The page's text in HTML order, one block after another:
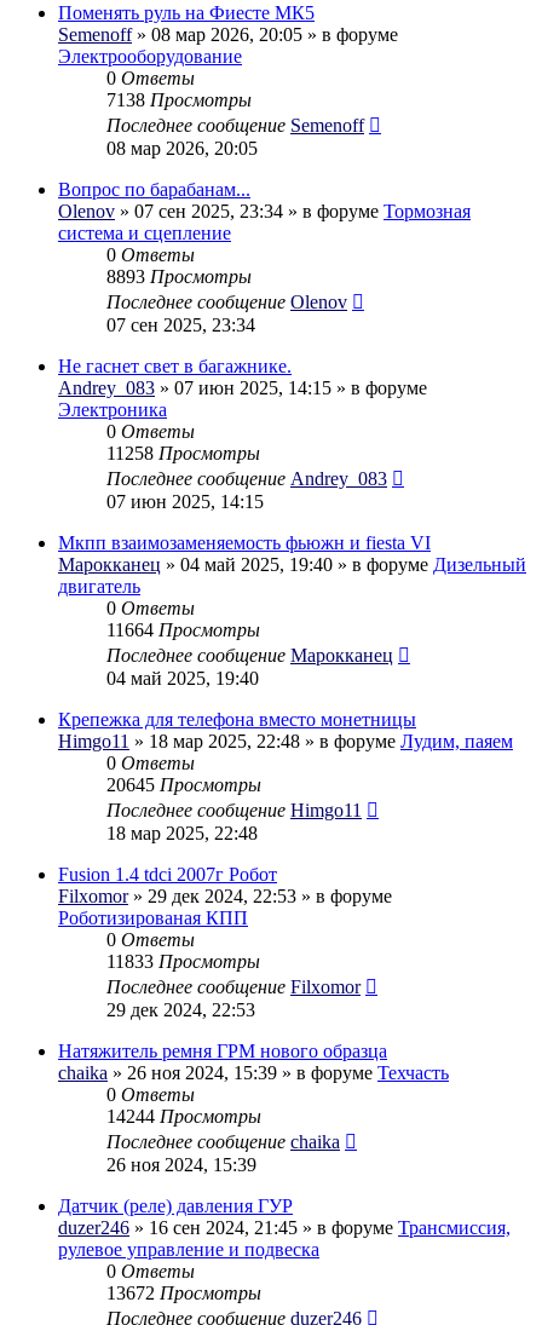
Поменять руль на Фиесте МК5
Semenoff» 08 мар 2026, 20:05 » в форуме
Электрооборудование
0 Ответы
7138 Просмотры
Последнее сообщение Semenoff
08 мар 2026, 20:05
Вопрос по барабанам...
Olenov » 07 сен 2025, 23:34 » в форуме Тормозная
система и сцепление
0 Ответы
8893 Просмотры
Последнее сообщение Olenov
07 сен 2025, 23:34
Не гаснет свет в багажнике.
Andrey_083 » 07 июн 2025, 14:15 » в форуме
Электроника
0 Ответы
11258 Просмотры
Последнее сообщение Andrey_083
07 июн 2025, 14:15
Мкпп взаимозаменяемость фьюжн и fiesta VI
Марокканец » 04 май 2025, 19:40 » в форуме Дизельный
двигатель
0 Ответы
11664 Просмотры
Последнее сообщение Марокканец
04 май 2025, 19:40
Крепежка для телефона вместо монетницы
Himgo11 » 18 мар 2025, 22:48 » в форуме Лудим, паяем
0 Ответы
20645 Просмотры
Последнее сообщение Himgo11
18 мар 2025, 22:48
Fusion 1.4 tdci 2007г Робот
Filxomor» 29 дек 2024, 22:53 » в форуме
Роботизированая КПП
0 Ответы
11833 Просмотры
Последнее сообщение Filxomor
29 дек 2024, 22:53
Натяжитель ремня ГРМ нового образца
chaika » 26 ноя 2024, 15:39 » в форуме Техчасть
0 Ответы
14244 Просмотры
Последнее сообщение chaika
26 ноя 2024, 15:39
Датчик (реле) давления ГУР
duzer246 » 16 сен 2024, 21:45 » в форуме Трансмиссия,
рулевое управление и подвеска
0 Ответы
13672 Просмотры
Последнее сообщение duzer246